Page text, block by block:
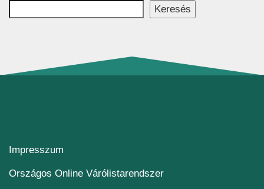
Keresés
Impresszum
Országos Online Várólistarendszer(új ablakban nyílik